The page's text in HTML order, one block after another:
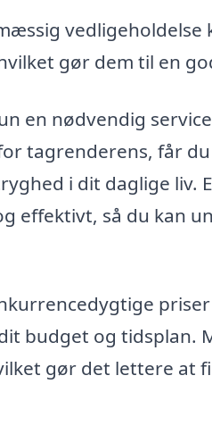
gør dem til en
en nødvendig
tagrenderens, får
i dit daglige liv.
effektivt, så du kan
budget og tidsplan.
gør det lettere at